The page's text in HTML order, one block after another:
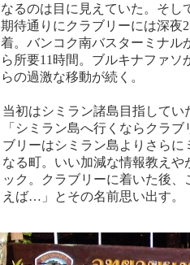
なるのは目に見えていた。そし
期待通りにクラブリーには深夜
着。バンコク南バスターミナル
ら所要11時間。ブルキナファソ
らの過激な移動が続く。
当初はシミラン諸島目指して
「シミラン島へ行くならクラ
ブリーはシミラン島よりさら
なる町。いい加減な情報教え
ック。クラブリーに着いた後
えば…」とその名前思い出す。